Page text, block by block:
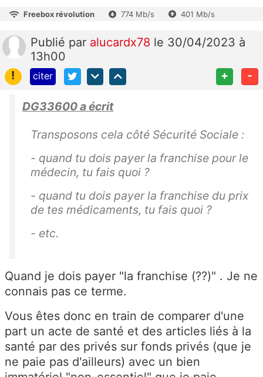
Freebox révolution 774 Mb/s 401 Mb/s
Publié par alucardx78 le 30/04/2023 à
13h00
!
citer + -
DG33600 a écrit
Transposons cela côté Sécurité Sociale :
- quand tu dois payer la franchise pour le
médecin, tu fais quoi ?
- quand tu dois payer la franchise du prix
de tes médicaments, tu fais quoi ?
- etc.
Quand je dois payer "la franchise (??)" . Je ne
connais pas ce terme.
Vous êtes donc en train de comparer d'une
part un acte de santé et des articles liés à la
santé par des privés sur fonds privés (que je
ne paie pas d'ailleurs) avec un bien